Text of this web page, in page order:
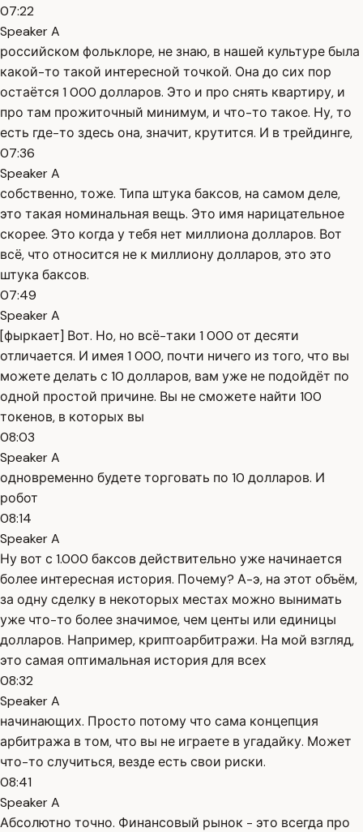
07:22
Speaker A
российском фольклоре, не знаю, в нашей культуре была
какой-то такой интересной точкой. Она до сих пор
остаётся 1 000 долларов. Это и про снять квартиру, и
про там прожиточный минимум, и что-то такое. Ну, то
есть где-то здесь она, значит, крутится. И в трейдинге,
07:36
Speaker A
собственно, тоже. Типа штука баксов, на самом деле,
это такая номинальная вещь. Это имя нарицательное
скорее. Это когда у тебя нет миллиона долларов. Вот
всё, что относится не к миллиону долларов, это это
штука баксов.
07:49
Speaker A
[фыркает] Вот. Но, но всё-таки 1 000 от десяти
отличается. И имея 1 000, почти ничего из того, что вы
можете делать с 10 долларов, вам уже не подойдёт по
одной простой причине. Вы не сможете найти 100
токенов, в которых вы
08:03
Speaker A
одновременно будете торговать по 10 долларов. И
робот
08:14
Speaker A
Ну вот с 1.000 баксов действительно уже начинается
более интересная история. Почему? А-э, на этот объём,
за одну сделку в некоторых местах можно вынимать
уже что-то более значимое, чем центы или единицы
долларов. Например, криптоарбитражи. На мой взгляд,
это самая оптимальная история для всех
08:32
Speaker A
начинающих. Просто потому что сама концепция
арбитража в том, что вы не играете в угадайку. Может
что-то случиться, везде есть свои риски.
08:41
Speaker A
Абсолютно точно. Финансовый рынок - это всегда про